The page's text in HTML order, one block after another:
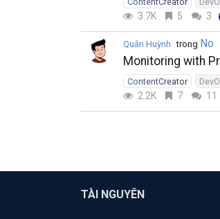
3.7K 5 3
Quân Huỳnh trong No
Monitoring with
ContentCreator
2.2K 7 11
TÀI NGUYÊN